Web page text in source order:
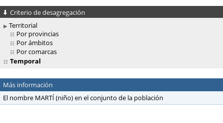
Criterio de desagregación
Territorial
Por provincias
Por ámbitos
Por comarcas
Temporal
Más información
El nombre MARTÍ (niño) en el conjunto de la población